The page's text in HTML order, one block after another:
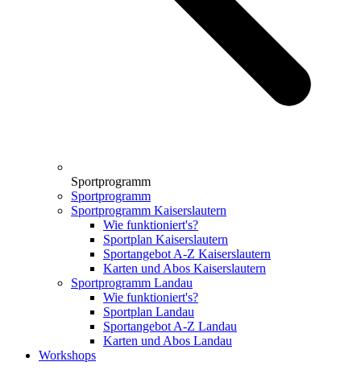
Sportprogramm
Sportprogramm
Sportprogramm Kaiserslautern
Wie funktioniert's?
Sportplan Kaiserslautern
Sportangebot A-Z Kaiserslautern
Karten und Abos Kaiserslautern
Sportprogramm Landau
Wie funktioniert's?
Sportplan Landau
Sportangebot A-Z Landau
Karten und Abos Landau
Workshops